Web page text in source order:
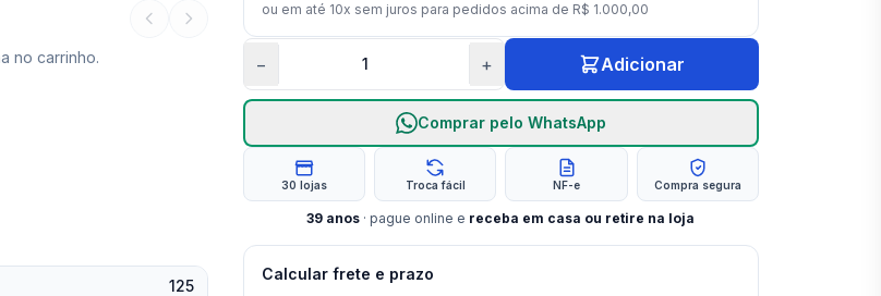
no carrinho.
125
ou em até 10x sem juros para pedidos acima de R$ 1.000,00
− + Adicionar
Comprar pelo WhatsApp
30 lojas Troca fácil NF-e Compra segura
39 anos · pague online e receba em casa ou retire na loja
Calcular frete e prazo